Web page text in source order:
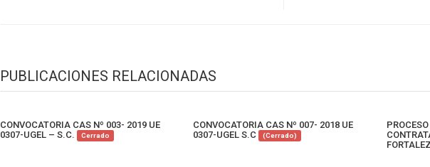
PUBLICACIONES RELACIONADAS
CONVOCATORIA CAS Nº 003- 2019 UE
0307-UGEL – S.C.
Cerrado
CONVOCATORIA CAS Nº 007- 2018 UE
0307-UGEL S.C (Cerrado)